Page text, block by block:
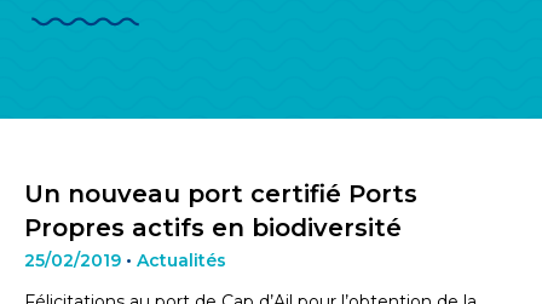
Un nouveau port certifié Ports
Propres actifs en biodiversité
25/02/2019 • Actualités